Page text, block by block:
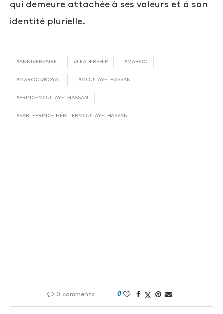
qui demeure attachée à ses valeurs et à son
identité plurielle.
#ANNIVERSAIRE #LEADERSHIP #MAROC
#MAROC #ROYAL #MOULAYELHASSAN
#PRINCEMOULAYELHASSAN
#SARLEPRINCE HÉRITIERMOULAYELHASSAN
0 comments 0